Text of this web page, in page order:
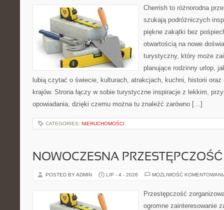
Cherrish to różnorodna
szukają podróżniczych
piękne zakątki bez
otwartością na nowe
turystyczny, który może
planujące rodzinny urlop,
lubią czytać o świecie, kulturach, atrakcjach, kuchni, historii
krajów. Strona łączy w sobie turystyczne inspiracje z lekkim,
opowiadania, dzięki czemu można tu znaleźć zarówno […]
CATEGORIES: NIERUCHOMOŚCI
NOWOCZESNA PRZESTĘPCZOŚĆ
POSTED BY ADMIN LIP - 4 - 2026 MOŻLIWOŚĆ
Przestępczość
ogromne zainteresowanie